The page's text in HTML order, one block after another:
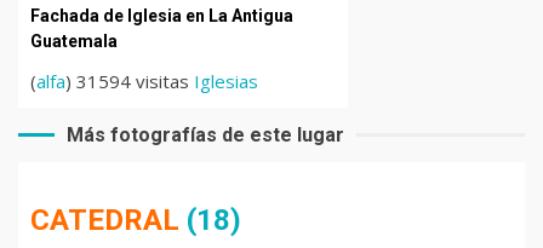
Fachada de Iglesia en La Antigua
Guatemala
(alfa) 31594 visitas Iglesias
Más fotografías de este lugar
CATEDRAL (18)